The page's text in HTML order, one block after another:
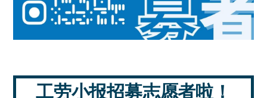
工劳小报招募志愿者啦！